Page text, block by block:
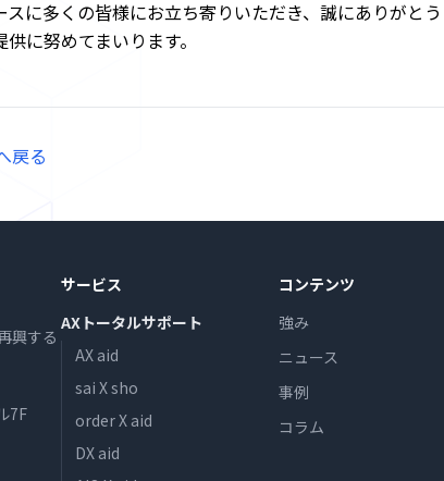
スに多くの皆様にお立ち寄りいただき、誠にありがと
に努めてまいります。
戻る
興する
7F
サービス
AXトータルサポート
AX aid
sai X sho
order X aid
DX aid
コンテンツ
強み
ニュース
事例
コラム